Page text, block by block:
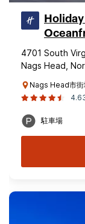
4701 South
Nags Head,
Nags Head市
駐車場